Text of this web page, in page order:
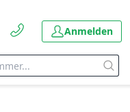
Anmelden